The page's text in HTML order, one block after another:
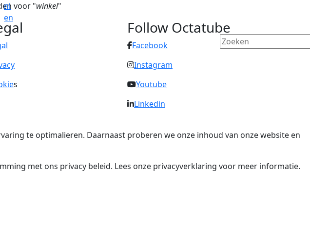
nl
en
voor "winkel"
s
Follow Octatube
Facebook
Instagram
Youtube
Linkedin
te optimalieren. Daarnaast proberen we onze inhoud van onze website en
met ons privacy beleid. Lees onze privacyverklaring voor meer informatie.